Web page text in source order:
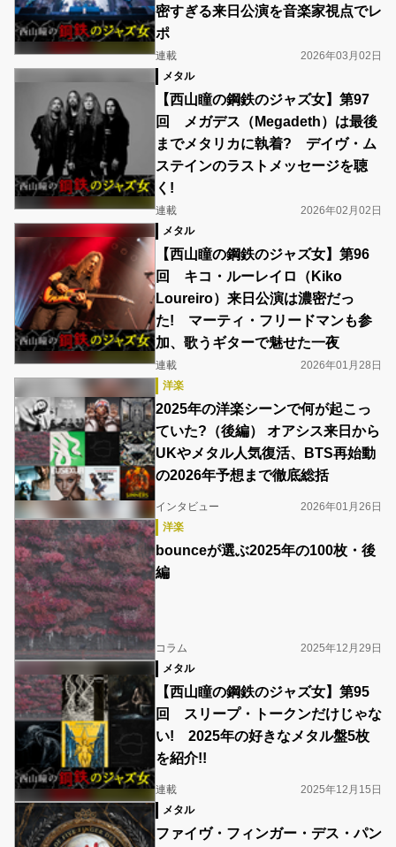
密すぎる来日公演を音楽家視点でレ
ポ
連載
2026年03月02日
メタル
【西山瞳の鋼鉄のジャズ女】第97
回 メガデス（Megadeth）は最後
までメタリカに執着? デイヴ・ム
ステインのラストメッセージを聴
く!
連載
2026年02月02日
メタル
【西山瞳の鋼鉄のジャズ女】第96
回 キコ・ルーレイロ（Kiko
Loureiro）来日公演は濃密だっ
た! マーティ・フリードマンも参
加、歌うギターで魅せた一夜
連載
2026年01月28日
洋楽
2025年の洋楽シーンで何が起こっ
ていた?（後編） オアシス来日から
UKやメタル人気復活、BTS再始動
の2026年予想まで徹底総括
インタビュー
2026年01月26日
洋楽
bounceが選ぶ2025年の100枚・後
編
コラム
2025年12月29日
メタル
【西山瞳の鋼鉄のジャズ女】第95
回 スリープ・トークンだけじゃな
い! 2025年の好きなメタル盤5枚
を紹介!!
連載
2025年12月15日
メタル
ファイヴ・フィンガー・デス・パン